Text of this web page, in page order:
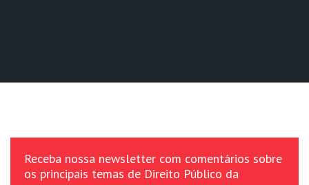
Receba nossa newsletter com comentários sobre
os principais temas de Direito Público da